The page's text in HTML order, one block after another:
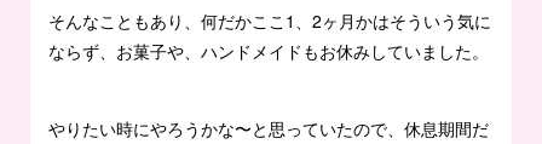
そんなこともあり、何だかここ1、2ヶ月かはそういう気に
ならず、お菓子や、ハンドメイドもお休みしていました。
やりたい時にやろうかな〜と思っていたので、休息期間だ